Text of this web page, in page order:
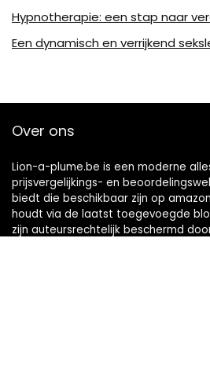
Hypnotherapie: een stap naar
Een dynamisch en verrijkend
Over ons
Lion-a-plume.be is een moderne
prijsvergelijkings- en
biedt die beschikbaar zijn op
houdt via de laatst toegevoegde
zijn auteursrechtelijk beschermd